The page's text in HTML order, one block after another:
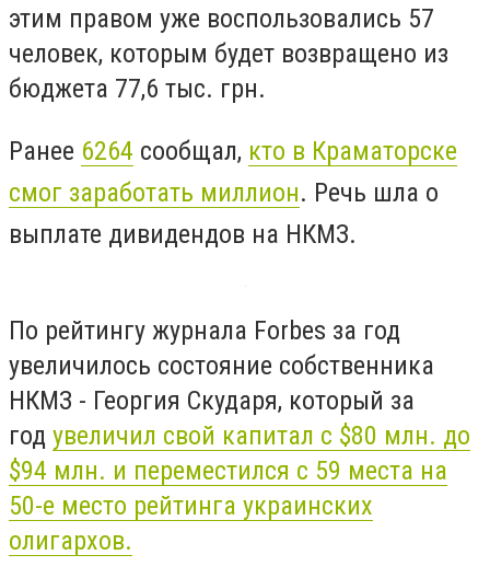
этим правом уже воспользовались 57
человек, которым будет возвращено из
бюджета 77,6 тыс. грн.
Ранее 6264 сообщал, кто в Краматорске
смог заработать миллион. Речь шла о
выплате дивидендов на НКМЗ.
По рейтингу журнала Forbes за год
увеличилось состояние собственника
НКМЗ - Георгия Скударя, который за
год увеличил свой капитал с $80 млн. до
$94 млн. и переместился с 59 места на
50-е место рейтинга украинских
олигархов.